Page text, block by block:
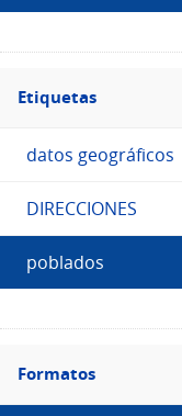
Filtro
Etiquetas
Etiquetas
datos geográficos
DIRECCIONES
poblados
Filtro
Formatos
Formatos